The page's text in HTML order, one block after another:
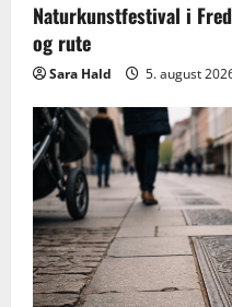
Naturkunstfestival i
og rute
Sara Hald 5. august